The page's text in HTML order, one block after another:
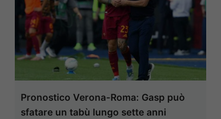
Pronostico Verona-Roma: Gasp può
sfatare un tabù lungo sette anni